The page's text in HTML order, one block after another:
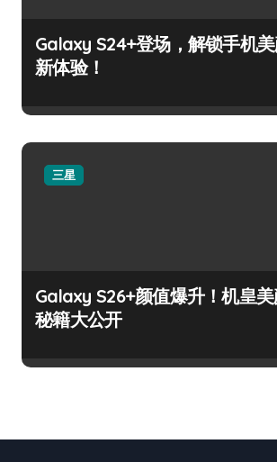
Galaxy S24+登场，解锁手机
新体验！
三星
Galaxy S26+颜值爆升！机皇
秘籍大公开